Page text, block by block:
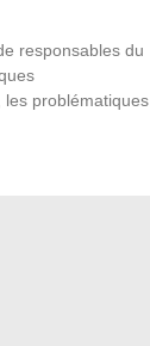
responsables du
les problématiques